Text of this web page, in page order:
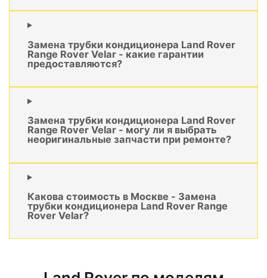
Замена трубки кондиционера Land Rover
Range Rover Velar - какие гарантии
предоставляются?
Замена трубки кондиционера Land Rover
Range Rover Velar - могу ли я выбрать
неоригинальные запчасти при ремонте?
Какова стоимость в Москве - Замена
трубки кондиционера Land Rover Range
Rover Velar?